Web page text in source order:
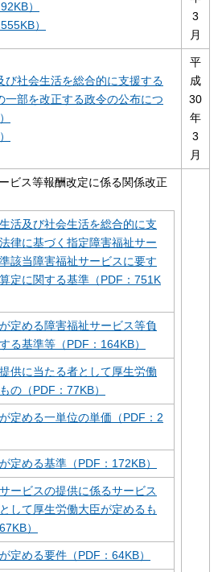
）
）
3
月
び社会生活を総合的に支援する
一部を改正する政令の公布につ
平
成
30
年
3
月
ビス等報酬改定に係る関係改正
活及び社会生活を総合的に支
律に基づく指定障害福祉サー
該当障害福祉サービスに要す
定に関する基準（PDF：751K
定める障害福祉サービス等負
る基準等（PDF：164KB）
供に当たる者として厚生労働
の（PDF：77KB）
定める一単位の単価（PDF：2
定める基準（PDF：172KB）
ービスの提供に係るサービス
して厚生労働大臣が定めるも
）
定める要件（PDF：64KB）